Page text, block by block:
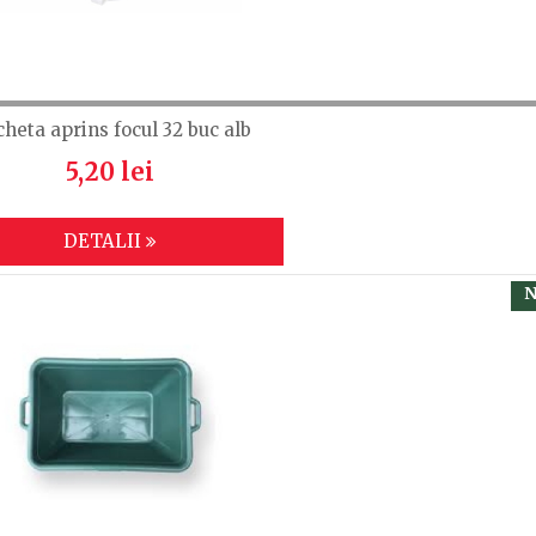
aprins focul 32 buc alb
5,20 lei
DETALII